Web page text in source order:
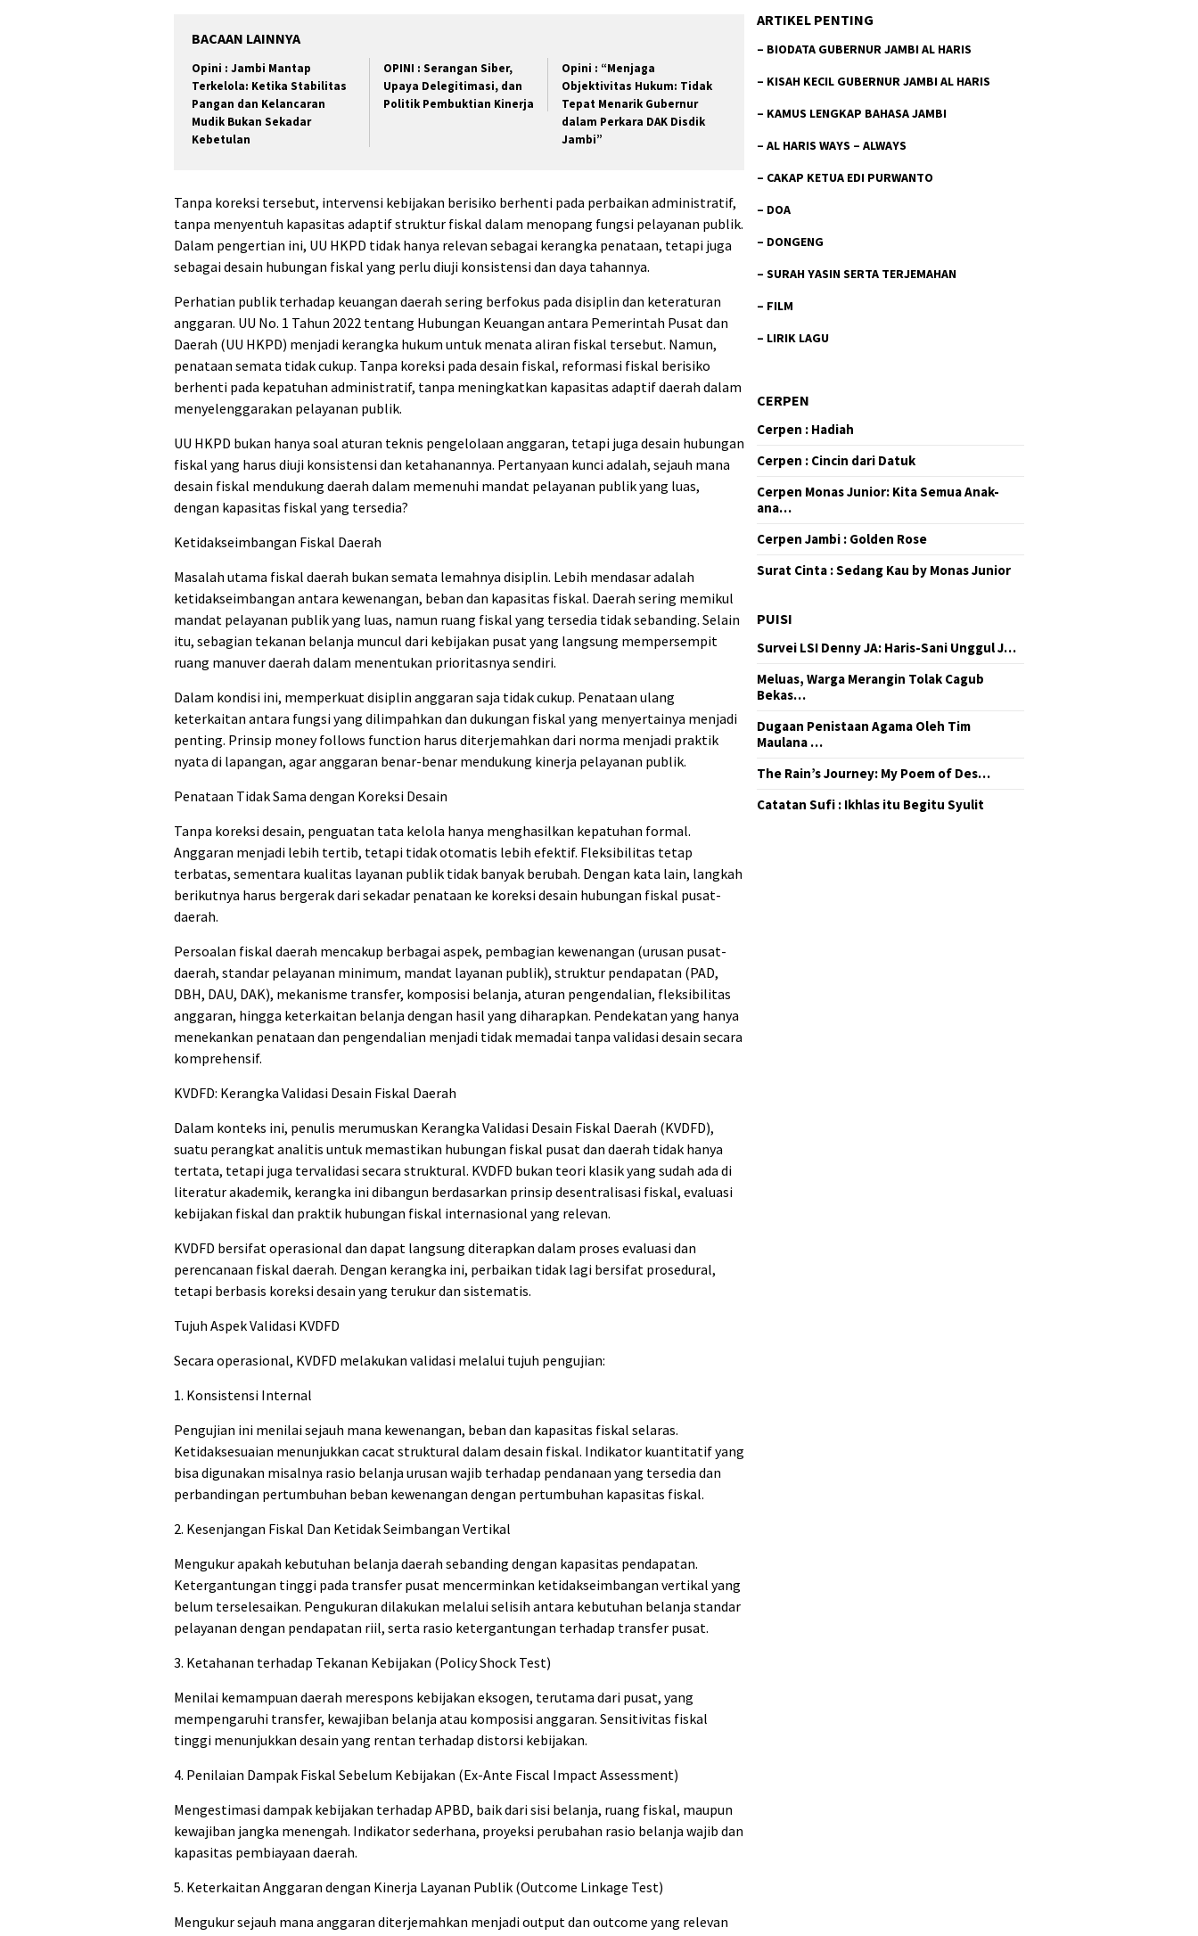
BACAAN LAINNYA
Opini : Jambi Mantap
Terkelola: Ketika Stabilitas
Pangan dan Kelancaran
Mudik Bukan Sekadar
Kebetulan
OPINI : Serangan Siber,
Upaya Delegitimasi, dan
Politik Pembuktian Kinerja
Opini : “Menjaga
Objektivitas Hukum: Tidak
Tepat Menarik Gubernur
dalam Perkara DAK Disdik
Jambi”
Tanpa koreksi tersebut, intervensi kebijakan berisiko berhenti pada perbaikan administratif,
tanpa menyentuh kapasitas adaptif struktur fiskal dalam menopang fungsi pelayanan publik.
Dalam pengertian ini, UU HKPD tidak hanya relevan sebagai kerangka penataan, tetapi juga
sebagai desain hubungan fiskal yang perlu diuji konsistensi dan daya tahannya.
Perhatian publik terhadap keuangan daerah sering berfokus pada disiplin dan keteraturan
anggaran. UU No. 1 Tahun 2022 tentang Hubungan Keuangan antara Pemerintah Pusat dan
Daerah (UU HKPD) menjadi kerangka hukum untuk menata aliran fiskal tersebut. Namun,
penataan semata tidak cukup. Tanpa koreksi pada desain fiskal, reformasi fiskal berisiko
berhenti pada kepatuhan administratif, tanpa meningkatkan kapasitas adaptif daerah dalam
menyelenggarakan pelayanan publik.
UU HKPD bukan hanya soal aturan teknis pengelolaan anggaran, tetapi juga desain hubungan
fiskal yang harus diuji konsistensi dan ketahanannya. Pertanyaan kunci adalah, sejauh mana
desain fiskal mendukung daerah dalam memenuhi mandat pelayanan publik yang luas,
dengan kapasitas fiskal yang tersedia?
Ketidakseimbangan Fiskal Daerah
Masalah utama fiskal daerah bukan semata lemahnya disiplin. Lebih mendasar adalah
ketidakseimbangan antara kewenangan, beban dan kapasitas fiskal. Daerah sering memikul
mandat pelayanan publik yang luas, namun ruang fiskal yang tersedia tidak sebanding. Selain
itu, sebagian tekanan belanja muncul dari kebijakan pusat yang langsung mempersempit
ruang manuver daerah dalam menentukan prioritasnya sendiri.
Dalam kondisi ini, memperkuat disiplin anggaran saja tidak cukup. Penataan ulang
keterkaitan antara fungsi yang dilimpahkan dan dukungan fiskal yang menyertainya menjadi
penting. Prinsip money follows function harus diterjemahkan dari norma menjadi praktik
nyata di lapangan, agar anggaran benar-benar mendukung kinerja pelayanan publik.
Penataan Tidak Sama dengan Koreksi Desain
Tanpa koreksi desain, penguatan tata kelola hanya menghasilkan kepatuhan formal.
Anggaran menjadi lebih tertib, tetapi tidak otomatis lebih efektif. Fleksibilitas tetap
terbatas, sementara kualitas layanan publik tidak banyak berubah. Dengan kata lain, langkah
berikutnya harus bergerak dari sekadar penataan ke koreksi desain hubungan fiskal pusat-
daerah.
Persoalan fiskal daerah mencakup berbagai aspek, pembagian kewenangan (urusan pusat-
daerah, standar pelayanan minimum, mandat layanan publik), struktur pendapatan (PAD,
DBH, DAU, DAK), mekanisme transfer, komposisi belanja, aturan pengendalian, fleksibilitas
anggaran, hingga keterkaitan belanja dengan hasil yang diharapkan. Pendekatan yang hanya
menekankan penataan dan pengendalian menjadi tidak memadai tanpa validasi desain secara
komprehensif.
KVDFD: Kerangka Validasi Desain Fiskal Daerah
Dalam konteks ini, penulis merumuskan Kerangka Validasi Desain Fiskal Daerah (KVDFD),
suatu perangkat analitis untuk memastikan hubungan fiskal pusat dan daerah tidak hanya
tertata, tetapi juga tervalidasi secara struktural. KVDFD bukan teori klasik yang sudah ada di
literatur akademik, kerangka ini dibangun berdasarkan prinsip desentralisasi fiskal, evaluasi
kebijakan fiskal dan praktik hubungan fiskal internasional yang relevan.
KVDFD bersifat operasional dan dapat langsung diterapkan dalam proses evaluasi dan
perencanaan fiskal daerah. Dengan kerangka ini, perbaikan tidak lagi bersifat prosedural,
tetapi berbasis koreksi desain yang terukur dan sistematis.
Tujuh Aspek Validasi KVDFD
Secara operasional, KVDFD melakukan validasi melalui tujuh pengujian:
1. Konsistensi Internal
Pengujian ini menilai sejauh mana kewenangan, beban dan kapasitas fiskal selaras.
Ketidaksesuaian menunjukkan cacat struktural dalam desain fiskal. Indikator kuantitatif yang
bisa digunakan misalnya rasio belanja urusan wajib terhadap pendanaan yang tersedia dan
perbandingan pertumbuhan beban kewenangan dengan pertumbuhan kapasitas fiskal.
2. Kesenjangan Fiskal Dan Ketidak Seimbangan Vertikal
Mengukur apakah kebutuhan belanja daerah sebanding dengan kapasitas pendapatan.
Ketergantungan tinggi pada transfer pusat mencerminkan ketidakseimbangan vertikal yang
belum terselesaikan. Pengukuran dilakukan melalui selisih antara kebutuhan belanja standar
pelayanan dengan pendapatan riil, serta rasio ketergantungan terhadap transfer pusat.
3. Ketahanan terhadap Tekanan Kebijakan (Policy Shock Test)
Menilai kemampuan daerah merespons kebijakan eksogen, terutama dari pusat, yang
mempengaruhi transfer, kewajiban belanja atau komposisi anggaran. Sensitivitas fiskal
tinggi menunjukkan desain yang rentan terhadap distorsi kebijakan.
4. Penilaian Dampak Fiskal Sebelum Kebijakan (Ex-Ante Fiscal Impact Assessment)
Mengestimasi dampak kebijakan terhadap APBD, baik dari sisi belanja, ruang fiskal, maupun
kewajiban jangka menengah. Indikator sederhana, proyeksi perubahan rasio belanja wajib dan
kapasitas pembiayaan daerah.
5. Keterkaitan Anggaran dengan Kinerja Layanan Publik (Outcome Linkage Test)
Mengukur sejauh mana anggaran diterjemahkan menjadi output dan outcome yang relevan
ARTIKEL PENTING
– BIODATA GUBERNUR JAMBI AL HARIS
– KISAH KECIL GUBERNUR JAMBI AL HARIS
– KAMUS LENGKAP BAHASA JAMBI
–AL HARIS WAYS – ALWAYS
– CAKAP KETUA EDI PURWANTO
– DOA
– DONGENG
–SURAH YASIN SERTA TERJEMAHAN
– FILM
– LIRIK LAGU
CERPEN
Cerpen : Hadiah
Cerpen : Cincin dari Datuk
Cerpen Monas Junior: Kita Semua Anak-
ana…
Cerpen Jambi : Golden Rose
Surat Cinta : Sedang Kau by Monas Junior
PUISI
Survei LSI Denny JA: Haris-Sani Unggul J…
Meluas, Warga Merangin Tolak Cagub
Bekas…
Dugaan Penistaan Agama Oleh Tim
Maulana …
The Rain’s Journey: My Poem of Des…
Catatan Sufi : Ikhlas itu Begitu Syulit